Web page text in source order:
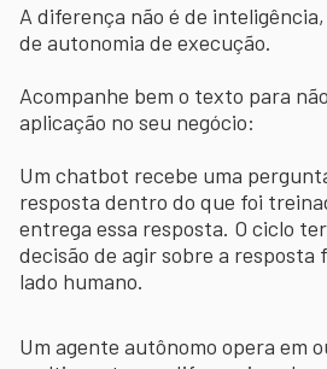
A diferença não é de
de autonomia de execução.
Acompanhe bem o texto para
aplicação no seu negócio:
Um chatbot recebe uma
resposta dentro do que foi
entrega essa resposta. O ciclo
decisão de agir sobre a resposta
lado humano.
Um agente autônomo opera em